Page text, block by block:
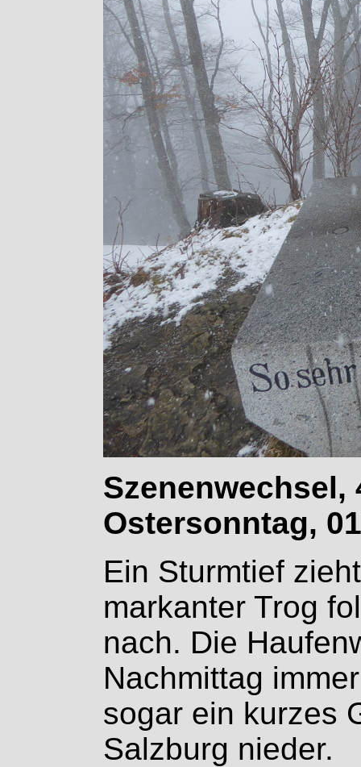
Ostersonntag,
Ein Sturmtief
markanter Trog
nach. Die
Nachmittag
sogar ein kurzes
Salzburg nieder.